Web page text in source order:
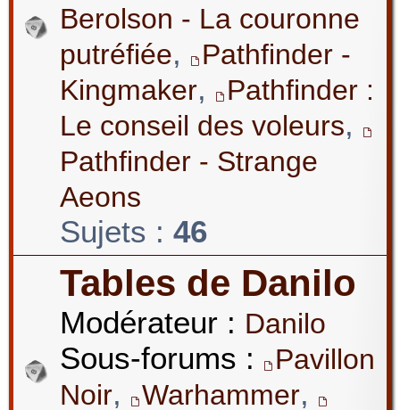
Berolson - La couronne
putréfiée,
Pathfinder -
Kingmaker,
Pathfinder :
Le conseil des voleurs,
Pathfinder - Strange
Aeons
Sujets : 46
Tables de Danilo
Modérateur : Danilo
Sous-forums :
Pavillon
Noir, Warhammer,